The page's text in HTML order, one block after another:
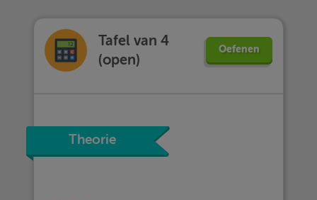
Tafel van 4
(open)
Oefenen
Theorie